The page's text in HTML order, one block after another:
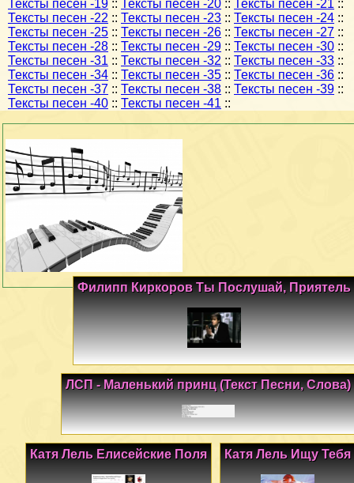
Тексты песен -19 :: Тексты песен -20 :: Тексты песен -21 ::
Тексты песен -22 :: Тексты песен -23 :: Тексты песен -24 ::
Тексты песен -25 :: Тексты песен -26 :: Тексты песен -27 ::
Тексты песен -28 :: Тексты песен -29 :: Тексты песен -30 ::
Тексты песен -31 :: Тексты песен -32 :: Тексты песен -33 ::
Тексты песен -34 :: Тексты песен -35 :: Тексты песен -36 ::
Тексты песен -37 :: Тексты песен -38 :: Тексты песен -39 ::
Тексты песен -40 :: Тексты песен -41 ::
Филипп Киркоров Ты Послушай, Приятель
ЛСП - Маленький принц (Текст Песни, Слова)
Катя Лель Ищу Тебя
Катя Лель Елисейские Поля